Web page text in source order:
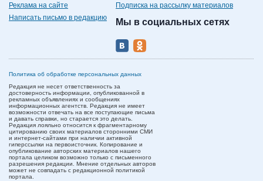
Реклама на сайте
Написать письмо в редакцию
Подписка на рассылку материалов
Мы в социальных сетях
Политика об обработке персональных данных
Редакция не несет ответственность за
достоверность информации, опубликованной в
рекламных объявлениях и сообщениях
информационных агентств. Редакция не имеет
возможности отвечать на все поступающие письма
и давать справки, но старается это делать.
Редакция лояльно относится к фрагментарному
цитированию своих материалов сторонними СМИ
и интернет-сайтами при наличии активной
гиперссылки на первоисточник. Копирование и
опубликование авторских материалов нашего
портала целиком возможно только с письменного
разрешения редакции. Мнение отдельных авторов
может не совпадать с редакционной политикой
портала.